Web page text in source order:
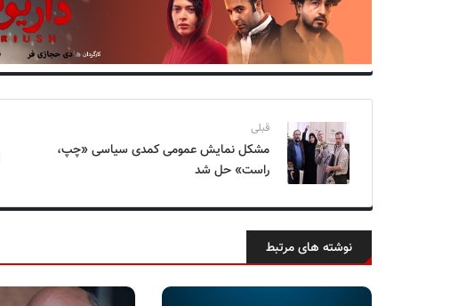
قبلی
مشکل نمایش عمومی کمدی سیاسی «چپ،
راست» حل شد
نوشته های مرتبط